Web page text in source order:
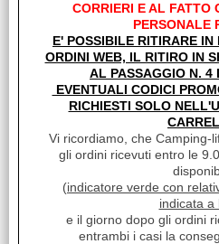
I clienti che hanno
hanno scelto anche questi
CORRIERI E AL FATTO
PERSONALE
E' POSSIBILE RITIRARE
ORDINI WEB, IL RITIRO IN
AL PASSAGGIO N. 4
EVENTUALI CODICI
RICHIESTI SOLO
Vi ricordiamo, che Camping-
gli ordini ricevuti entro le
(indicatore verde con
indicata a
e il giorno dopo gli ordini
entrambi i casi la